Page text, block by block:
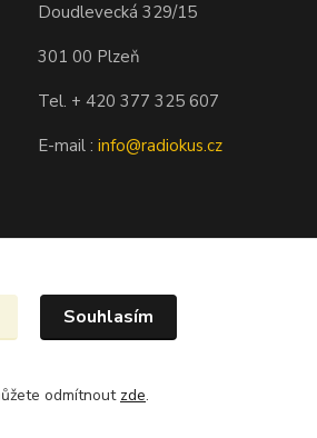
Doudlevecká 329/15
301 00 Plzeň
Tel. + 420 377 325 607
E-mail : info@radiokus.cz
Souhlasím
odmítnout zde.